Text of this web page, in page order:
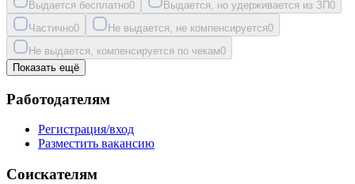
Выдается бесплатно0 Выдается, но удерживается из ЗП0
Частично0 Не выдается, не компенсируется0
Не выдается, компенсируется по чекам0
Показать ещё
Работодателям
Регистрация/вход
Разместить вакансию
Соискателям